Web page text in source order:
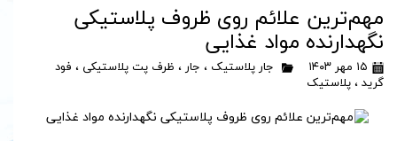
مهم‌ترین علائم روی ظروف پلاستیکی
نگهدارنده مواد غذایی
۱۵ مهر ۱۴۰۳ جار پلاستیک ، جار ، ظرف پت پلاستیکی ، فود
گرید ، پلاستیک